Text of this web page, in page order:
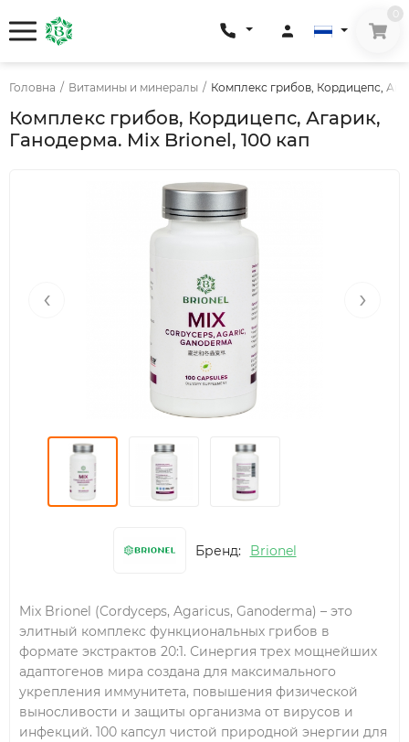
Головна / Витамины и минералы / Комплекс грибов, Кордицепс,
Комплекс грибов, Кордицепс, Агарик,
Ганодерма. Mix Brionel, 100 кап
‹ ›
Бренд: Brionel
Mix Brionel (Cordyceps, Agaricus, Ganoderma) – это
элитный комплекс функциональных грибов в
формате экстрактов 20:1. Синергия трех мощнейших
адаптогенов мира создана для максимального
укрепления иммунитета, повышения физической
выносливости и защиты организма от вирусов и
инфекций. 100 капсул чистой природной энергии для